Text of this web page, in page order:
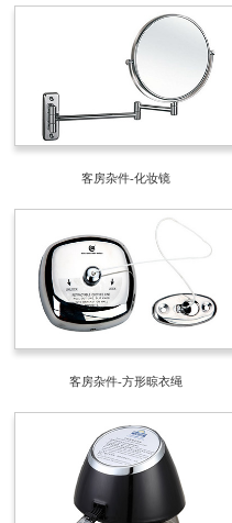
客房杂件-化妆镜
客房杂件-方形晾衣绳